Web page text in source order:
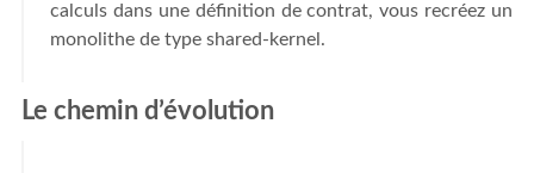
calculs dans une définition de contrat, vous recréez un
monolithe de type shared-kernel.
Le chemin d’évolution